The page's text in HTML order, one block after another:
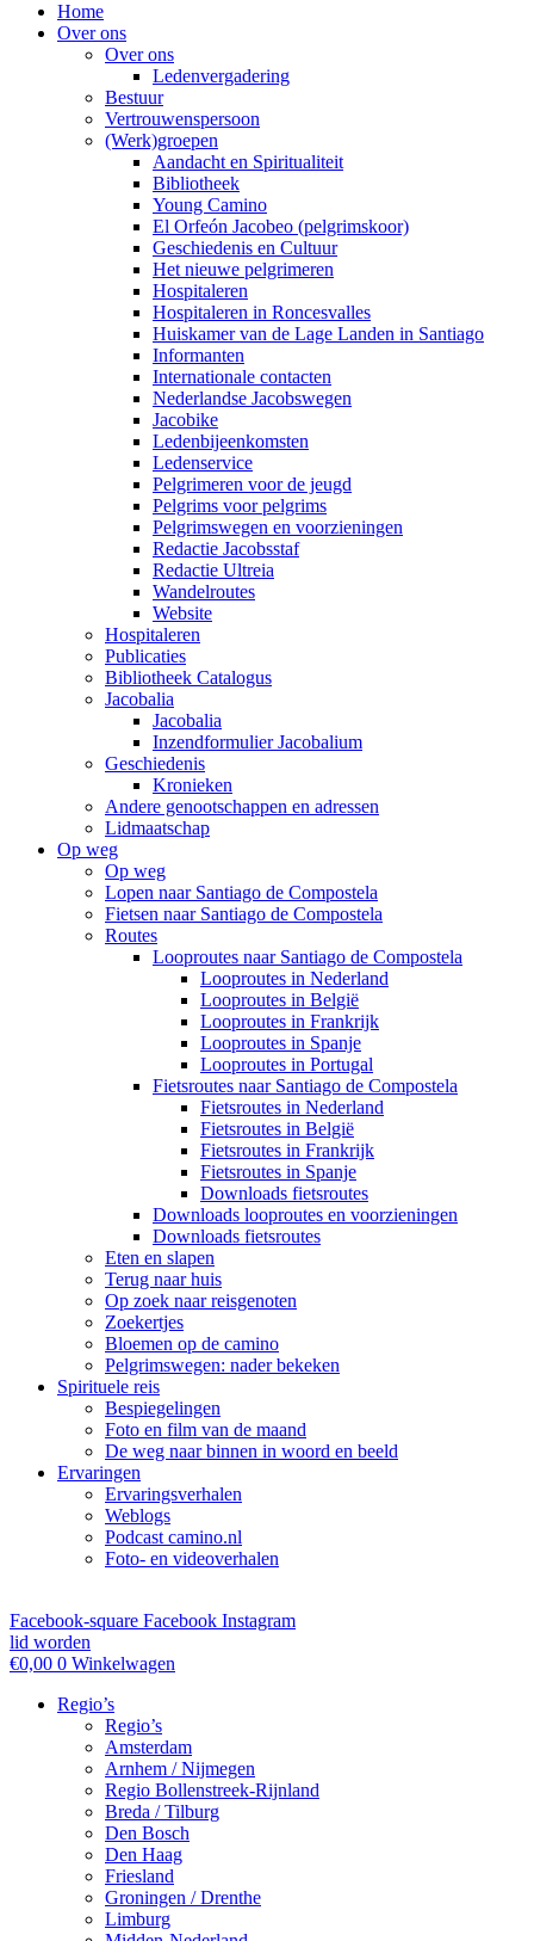
Home
Over ons
Over ons
Ledenvergadering
Bestuur
Vertrouwenspersoon
(Werk)groepen
Aandacht en Spiritualiteit
Bibliotheek
Young Camino
El Orfeón Jacobeo (pelgrimskoor)
Geschiedenis en Cultuur
Het nieuwe pelgrimeren
Hospitaleren
Hospitaleren in Roncesvalles
Huiskamer van de Lage Landen in Santiago
Informanten
Internationale contacten
Nederlandse Jacobswegen
Jacobike
Ledenbijeenkomsten
Ledenservice
Pelgrimeren voor de jeugd
Pelgrims voor pelgrims
Pelgrimswegen en voorzieningen
Redactie Jacobsstaf
Redactie Ultreia
Wandelroutes
Website
Hospitaleren
Publicaties
Bibliotheek Catalogus
Jacobalia
Jacobalia
Inzendformulier Jacobalium
Geschiedenis
Kronieken
Andere genootschappen en adressen
Lidmaatschap
Op weg
Op weg
Lopen naar Santiago de Compostela
Fietsen naar Santiago de Compostela
Routes
Looproutes naar Santiago de Compostela
Looproutes in Nederland
Looproutes in België
Looproutes in Frankrijk
Looproutes in Spanje
Looproutes in Portugal
Fietsroutes naar Santiago de Compostela
Fietsroutes in Nederland
Fietsroutes in België
Fietsroutes in Frankrijk
Fietsroutes in Spanje
Downloads fietsroutes
Downloads looproutes en voorzieningen
Downloads fietsroutes
Eten en slapen
Terug naar huis
Op zoek naar reisgenoten
Zoekertjes
Bloemen op de camino
Pelgrimswegen: nader bekeken
Spirituele reis
Bespiegelingen
Foto en film van de maand
De weg naar binnen in woord en beeld
Ervaringen
Ervaringsverhalen
Weblogs
Podcast camino.nl
Foto- en videoverhalen
Facebook-square Facebook Instagram
lid worden
€0,00 0 Winkelwagen
Regio’s
Regio’s
Amsterdam
Arnhem / Nijmegen
Regio Bollenstreek-Rijnland
Breda / Tilburg
Den Bosch
Den Haag
Friesland
Groningen / Drenthe
Limburg